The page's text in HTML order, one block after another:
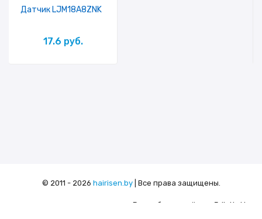
Датчик LJM18A8ZNK
17.6 руб.
© 2011 - 2026 hairisen.by| Все права защищены.
Разработка сайта - 5digital.by